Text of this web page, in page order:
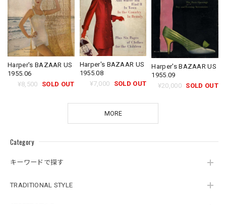
Category
キーワードで探す
TRADITIONAL STYLE
Harper's BAZAAR US
1955.06
¥8,500
SOLD OUT
Harper's BAZAAR US
1955.08
¥7,000
SOLD OUT
Harper's BAZAAR US
1955.09
¥20,000 SOLD OUT
MORE